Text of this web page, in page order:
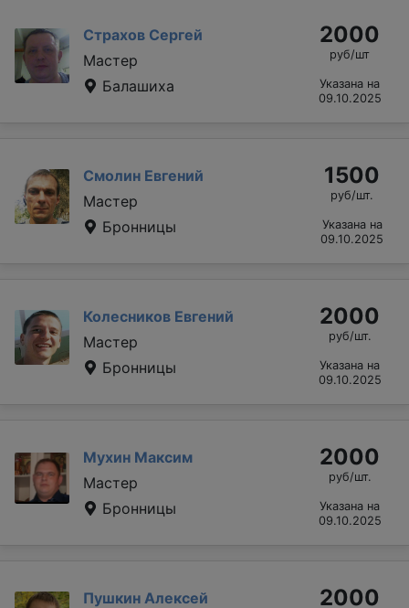
Страхов Сергей
Мастер
Балашиха
2000
руб/шт
Указана на
09.10.2025
Смолин Евгений
Мастер
Бронницы
1500
руб/шт.
Указана на
09.10.2025
Колесников Евгений
Мастер
Бронницы
2000
руб/шт.
Указана на
09.10.2025
Мухин Максим
Мастер
Бронницы
2000
руб/шт.
Указана на
09.10.2025
Пушкин Алексей
2000